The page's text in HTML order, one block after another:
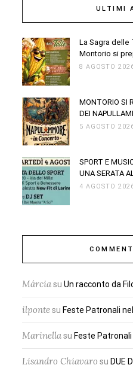
ULTIMI
La Sagra delle
Montorio si
8 AGOSTO
MONTORIO SI
DEI
5 AGOSTO
SPORT E
UNA SERATA
4 AGOSTO
MárciasuUn racconto da
ilpontesu Feste Patronali
Marinellasu Feste Patronali
Lisandro Chiavaro su DUE